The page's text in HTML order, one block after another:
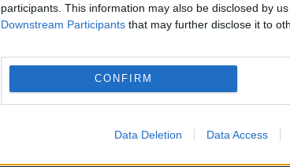
participants. This information may also be disclosed by
Downstream Participants that may further disclose it to
CONFIRM
Data Deletion Data Access